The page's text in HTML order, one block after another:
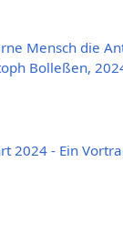
Mensch die
Bolleßen,
2024 - Ein